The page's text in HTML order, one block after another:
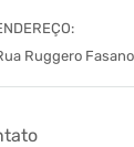
Ruggero